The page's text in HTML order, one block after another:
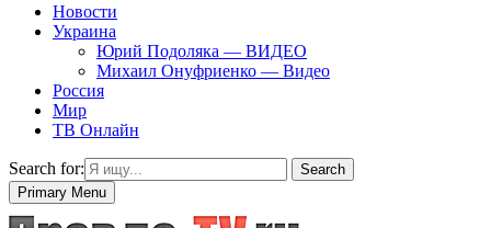
Новости
Украина
Юрий Подоляка — ВИДЕО
Михаил Онуфриенко — Видео
Россия
Мир
ТВ Онлайн
Search for:
Search
Primary Menu